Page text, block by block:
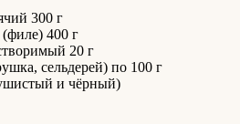
300 г
400 г
20 г
сельдерей) по 100 г
и чёрный)